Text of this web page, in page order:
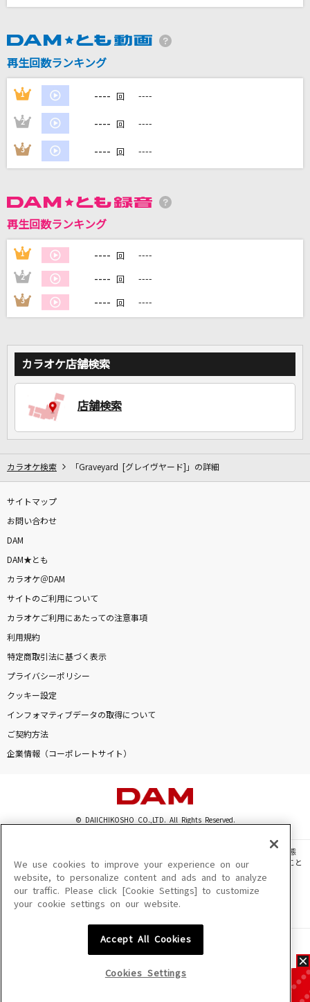
中山美穂&WANDS
ルル
Ado
輝く未来[塔の上のラプンツェル]
小此木まり/畠中洋
ワルキューレ
[生音]いい日旅立ち
山口百恵
カラオケをもっと楽しもう！
再生回数ランキング
1 ---- 回 ----
2 ---- 回 ----
3 ---- 回 ----
再生回数ランキング
1 ---- 回 ----
2 ---- 回 ----
3 ---- 回 ----
カラオケ店舗検索
店舗検索
カラオケ検索 「Graveyard [グレイヴヤード]」の詳細
サイトマップ
お問い合わせ
DAM
DAM★とも
カラオケ＠DAM
サイトのご利用について
カラオケご利用にあたっての注意事項
利用規約
特定商取引法に基づく表示
プライバシーポリシー
クッキー設定
インフォマティブデータの取得について
ご契約方法
企業情報（コーポレートサイト）
© DAIICHIKOSHO CO.,LTD. All Rights Reserved.
このサイトに掲載されている一切の文章・画像・写真・動画・音声等を、手段や形態
を問わず、著作権法の定める範囲を超えて無断で複製、転載、ファイル化などすること
を禁じます。
楽曲及びコンテンツは、機種によりご利用いただけない場合があります。
楽曲及びコンテンツの配信日、配信内容が変更になる場合があります。
We use cookies to improve your experience on our
website, to personalize content and ads and to analyze
our traffic. Please click [Cookie Settings] to customize
your cookie settings on our website.
Accept All Cookies
Cookies Settings